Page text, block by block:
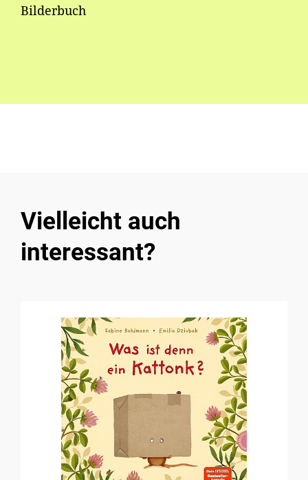
Bilderbuch
Vielleicht auch
interessant?